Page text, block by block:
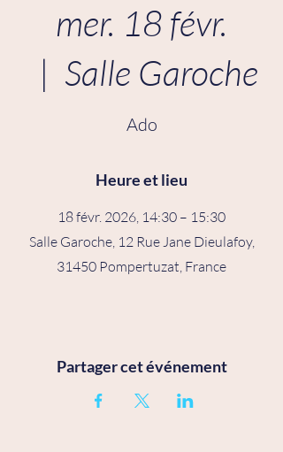
mer. 18 févr.
  |
Salle Garoche
Ado
Heure et lieu
18 févr. 2026, 14:30 – 15:30
Salle Garoche, 12 Rue Jane Dieulafoy,
31450 Pompertuzat, France
Partager cet événement